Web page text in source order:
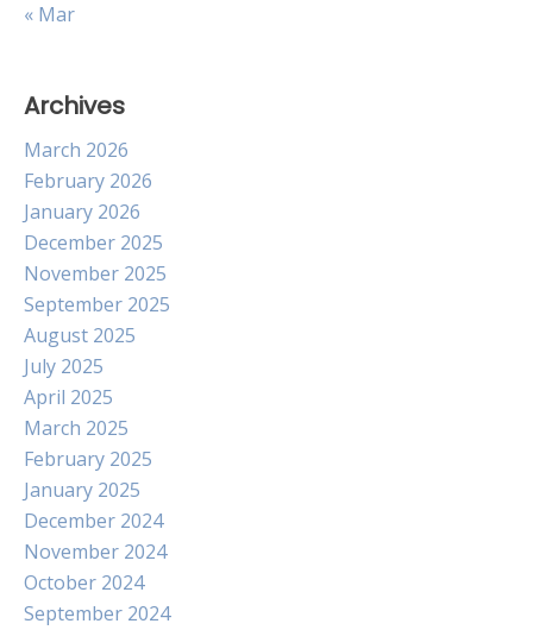
« Mar
Archives
March 2026
February 2026
January 2026
December 2025
November 2025
September 2025
August 2025
July 2025
April 2025
March 2025
February 2025
January 2025
December 2024
November 2024
October 2024
September 2024